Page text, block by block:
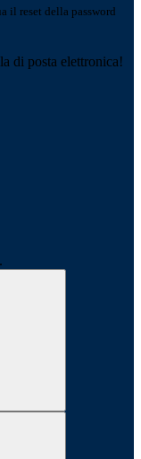
il reset della password
di posta elettronica!